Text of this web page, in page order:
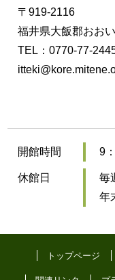
〒919-2116
福井県大飯郡おお
TEL：0770-77-
開館時間 9
休館日
毎
年
トップページ